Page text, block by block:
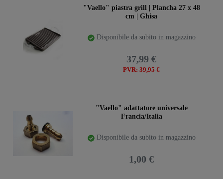
"Vaello" piastra grill | Plancha 27 x 48
cm | Ghisa
Disponibile da subito in magazzino
PVR: 39,95 €
37,99 €
"Vaello" adattatore universale
Francia/Italia
Disponibile da subito in magazzino
1,00 €